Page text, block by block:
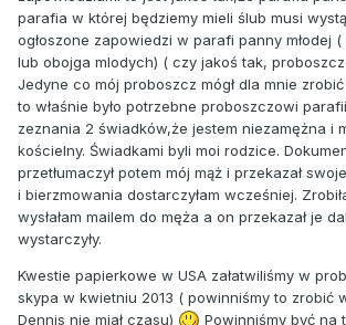
parafia w której będziemy mieli ślub musi
ogłoszone zapowiedzi w parafi panny młodej (
lub obojga mlodych) ( czy jakoś tak, proboszcz
Jedyne co mój proboszcz mógł dla mnie
to właśnie było potrzebne proboszczowi
zeznania 2 świadków,że jestem niezamężna i
kościelny. Świadkami byli moi rodzice.
przetłumaczył potem mój mąż i przekazał
i bierzmowania dostarczyłam wcześniej.
wysłałam mailem do męża a on przekazał je
wystarczyły.
Kwestie papierkowe w USA załatwiliśmy w
skypa w kwietniu 2013 ( powinniśmy to zrobić
Dennis nie miał czasu)
Powinniśmy być na